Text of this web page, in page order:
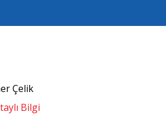
Çelik
Bilgi